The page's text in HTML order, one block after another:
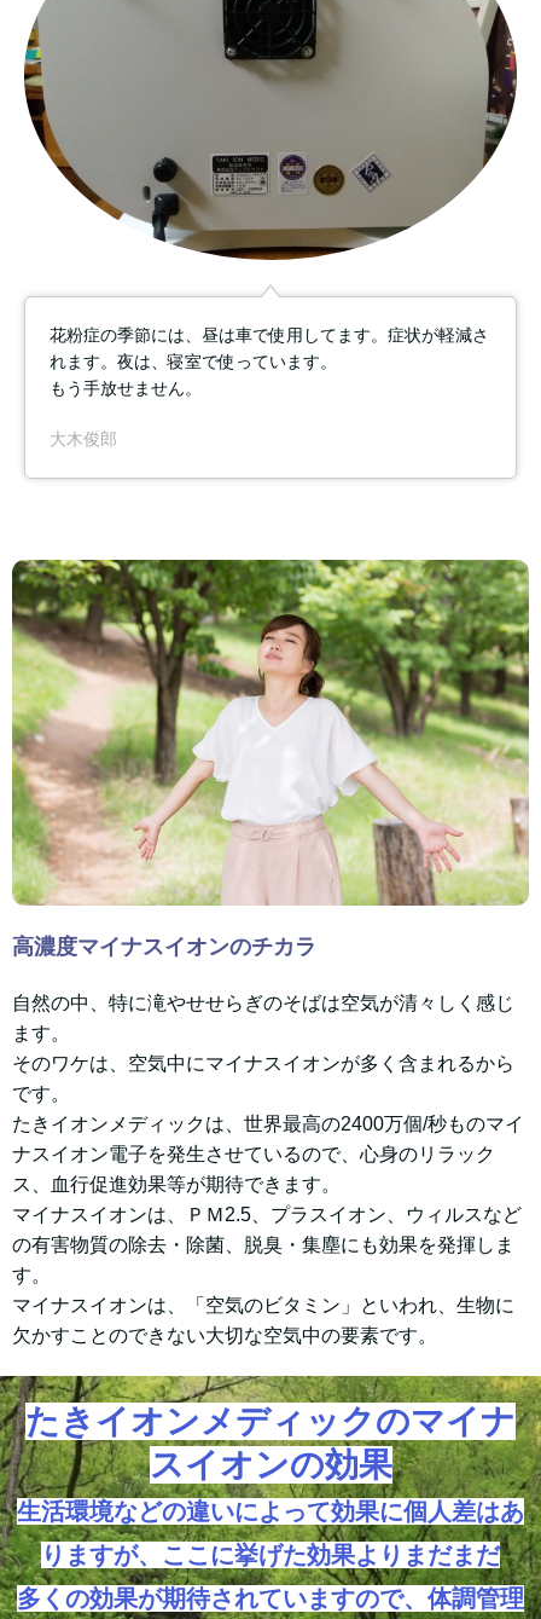
花粉症の季節には、昼は車で使用してます。症状が軽減さ
れます。夜は、寝室で使っています。
もう手放せません。
大木俊郎
高濃度マイナスイオンのチカラ
自然の中、特に滝やせせらぎのそばは空気が清々しく感じ
ます。
そのワケは、空気中にマイナスイオンが多く含まれるから
です。
たきイオンメディックは、世界最高の2400万個/秒ものマイ
ナスイオン電子を発生させているので、心身のリラック
ス、血行促進効果等が期待できます。
マイナスイオンは、ＰＭ2.5、プラスイオン、ウィルスなど
の有害物質の除去・除菌、脱臭・集塵にも効果を発揮しま
す。
マイナスイオンは、「空気のビタミン」といわれ、生物に
欠かすことのできない大切な空気中の要素です。
たきイオンメディックのマイナ
スイオンの効果
生活環境などの違いによって効果に個人差はあ
りますが、ここに挙げた効果よりまだまだ
多くの効果が期待されていますので、体調管理